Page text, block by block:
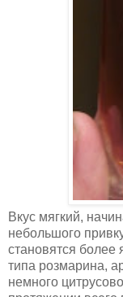
Вкус мягкий,
небольшого
становятся более
типа розмарина,
немного